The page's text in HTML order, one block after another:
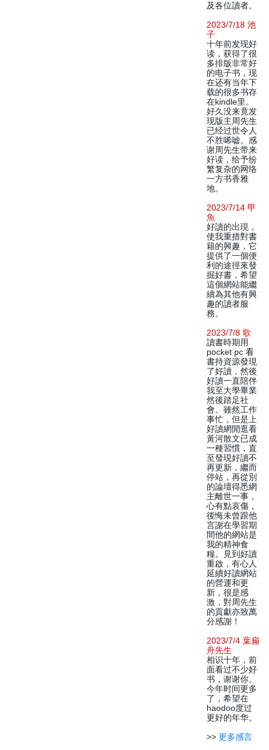
及各位讀者。
2023/7/18 池
子
十年前发现好
读，获得了很
多排版非常好
的电子书，现
在还有当年下
载的很多书存
在kindle里。
好久没来竟发
现版主周先生
已经过世令人
不胜唏嘘。感
谢周先生带来
好读，给予纷
繁复杂的网络
一方书香雅
地。
2023/7/14 甲
魚
好讀的出現，
使我重措對書
籍的興趣，它
提供了一個便
利的途徑來發
掘好書，希望
這個網站能繼
續為其他有興
趣的讀者服
務。
2023/7/8 歌
讀書時期用
pocket pc 看
書持資源發現
了好讀，然後
好讀一直陪伴
我至大學畢業
然後踏足社
會。雖然工作
事忙，但是上
好讀網閒逛看
黃河散文已成
一種習慣，直
至發現好讀不
再更新，繼而
停站，再從別
的論壇得悉網
主離世一事，
心有點哀傷，
後悔未曾跟他
言謝在學習期
間他的網站是
我的精神食
糧。見到好讀
重啟，有心人
延續好讀網站
的營運和更
新，很是感
激，對周先生
的貢獻亦致萬
分感謝！
2023/7/4 葉扁
舟先生
相识十年，前
面看过不少好
书，谢谢你。
今年时间更多
了，希望在
haodoo度过
更好的年华。
>> 更多感言